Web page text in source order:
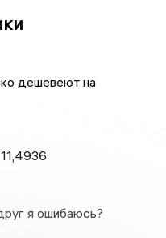
дешевеют на
я ошибаюсь?